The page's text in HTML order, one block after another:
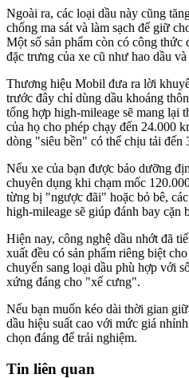
Ngoài ra, các loại dầu này cũng
chống ma sát và làm sạch để giữ
Một số sản phẩm còn có công thức
đặc trưng của xe cũ như hao dầu
Thương hiệu Mobil đưa ra lời
trước đây chỉ dùng dầu khoáng
tổng hợp high-mileage sẽ mang lại
của họ cho phép chạy đến 24.000
dòng "siêu bền" có thể chịu tải đến
Nếu xe của bạn được bảo dưỡng
chuyên dụng khi chạm mốc
từng bị "ngược đãi" hoặc bỏ bê,
high-mileage sẽ giúp đánh bay cặn
Hiện nay, công nghệ dầu nhớt đã
xuất đều có sản phẩm riêng biệt
chuyển sang loại dầu phù hợp với
xứng đáng cho "xế cưng".
Nếu bạn muốn kéo dài thời gian
dầu hiệu suất cao với mức giá
chọn đáng để trải nghiệm.
Tin liên quan